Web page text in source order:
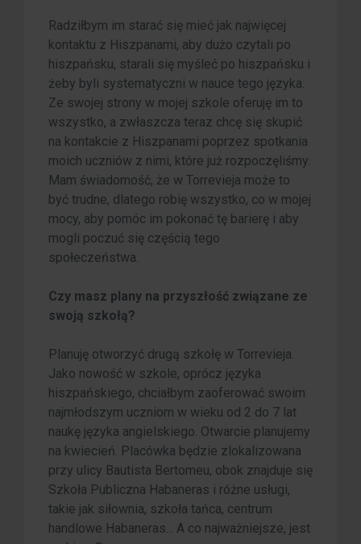
Radziłbym im starać się mieć jak najwięcej
kontaktu z Hiszpanami, aby dużo czytali po
hiszpańsku, starali się myśleć po hiszpańsku i
żeby byli systematyczni w nauce tego języka.
Ze swojej strony w mojej szkole oferuję im to
wszystko, a zwłaszcza teraz chcę się skupić
na kontakcie z Hiszpanami poprzez spotkania
moich uczniów z nimi, które już rozpoczęliśmy.
Mam świadomość, że w Torrevieja może to
być trudne, dlatego robię wszystko, co w mojej
mocy, aby pomóc im pokonać tę barierę i aby
mogli poczuć się częścią tego
społeczeństwa.
Czy masz plany na przyszłość związane ze
swoją szkołą?
Planuję otworzyć drugą szkołę w Torrevieja.
Jako nowość w szkole, oprócz języka
hiszpańskiego, chciałbym zaoferować swoim
najmłodszym uczniom w wieku od 2 do 7 lat
naukę języka angielskiego. Otwarcie planujemy
na kwiecień. Placówka będzie zlokalizowana
przy ulicy Bautista Bertomeu, obok znajduje się
Szkoła Publiczna Habaneras i różne usługi,
takie jak siłownia, szkoła tańca, centrum
handlowe Habaneras... A co najważniejsze, jest